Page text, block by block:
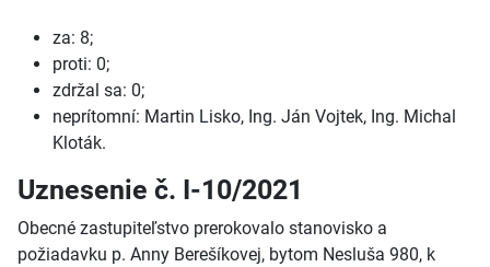
za: 8;
proti: 0;
zdržal sa: 0;
neprítomní: Martin Lisko, Ing. Ján Vojtek, Ing. Michal
Kloták.
Uznesenie č. I-10/2021
Obecné zastupiteľstvo prerokovalo stanovisko a
požiadavku p. Anny Berešíkovej, bytom Nesluša 980, k